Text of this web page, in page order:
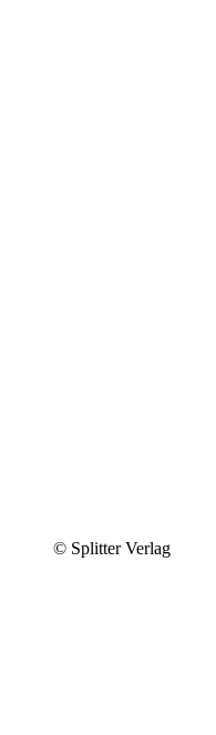
© Splitter Verlag